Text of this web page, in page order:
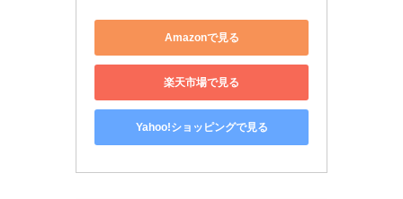
Amazonで見る
楽天市場で見る
Yahoo!ショッピングで見る